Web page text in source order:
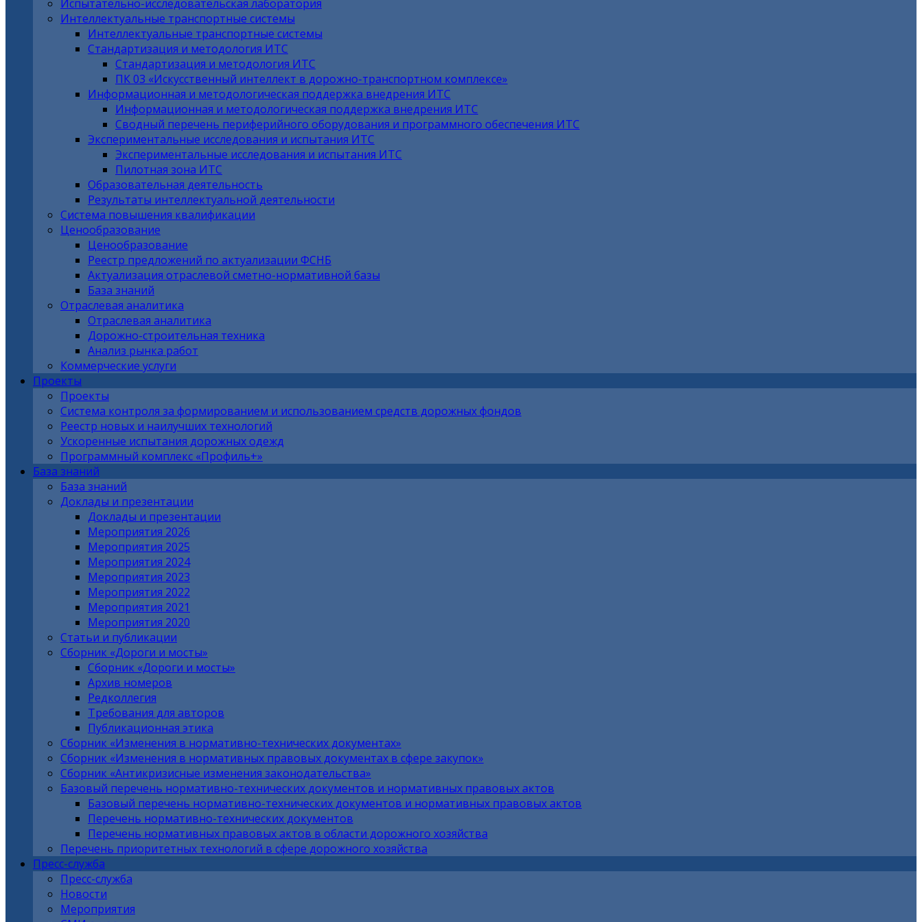
Испытательно-исследовательская лаборатория
Интеллектуальные транспортные системы
Интеллектуальные транспортные системы
Стандартизация и методология ИТС
Стандартизация и методология ИТС
ПК 03 «Искусственный интеллект в дорожно-транспортном комплексе»
Информационная и методологическая поддержка внедрения ИТС
Информационная и методологическая поддержка внедрения ИТС
Сводный перечень периферийного оборудования и программного обеспечения ИТС
Экспериментальные исследования и испытания ИТС
Экспериментальные исследования и испытания ИТС
Пилотная зона ИТС
Образовательная деятельность
Результаты интеллектуальной деятельности
Система повышения квалификации
Ценообразование
Ценообразование
Реестр предложений по актуализации ФСНБ
Актуализация отраслевой сметно-нормативной базы
База знаний
Отраслевая аналитика
Отраслевая аналитика
Дорожно-строительная техника
Анализ рынка работ
Коммерческие услуги
Проекты
Проекты
Система контроля за формированием и использованием средств дорожных фондов
Реестр новых и наилучших технологий
Ускоренные испытания дорожных одежд
Программный комплекс «Профиль+»
База знаний
База знаний
Доклады и презентации
Доклады и презентации
Мероприятия 2026
Мероприятия 2025
Мероприятия 2024
Мероприятия 2023
Мероприятия 2022
Мероприятия 2021
Мероприятия 2020
Статьи и публикации
Сборник «Дороги и мосты»
Сборник «Дороги и мосты»
Архив номеров
Редколлегия
Требования для авторов
Публикационная этика
Сборник «Изменения в нормативно-технических документах»
Сборник «Изменения в нормативных правовых документах в сфере закупок»
Сборник «Антикризисные изменения законодательства»
Базовый перечень нормативно-технических документов и нормативных правовых актов
Базовый перечень нормативно-технических документов и нормативных правовых актов
Перечень нормативно-технических документов
Перечень нормативных правовых актов в области дорожного хозяйства
Перечень приоритетных технологий в сфере дорожного хозяйства
Пресс-служба
Пресс-служба
Новости
Мероприятия